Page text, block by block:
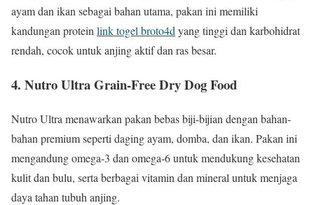
ayam dan ikan sebagai bahan utama, pakan ini memiliki
kandungan protein link togel broto4d yang tinggi dan karbohidrat
rendah, cocok untuk anjing aktif dan ras besar.
4. Nutro Ultra Grain-Free Dry Dog Food
Nutro Ultra menawarkan pakan bebas biji-bijian dengan bahan-
bahan premium seperti daging ayam, domba, dan ikan. Pakan ini
mengandung omega-3 dan omega-6 untuk mendukung kesehatan
kulit dan bulu, serta berbagai vitamin dan mineral untuk menjaga
daya tahan tubuh anjing.